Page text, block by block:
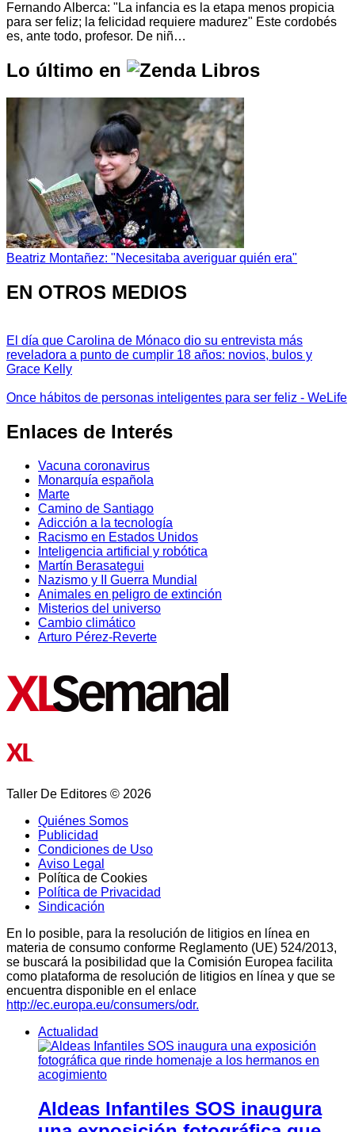
Fernando Alberca: "La infancia es la etapa menos propicia
para ser feliz; la felicidad requiere madurez" Este cordobés
es, ante todo, profesor. De niñ…
Lo último en
Beatriz Montañez: "Necesitaba averiguar quién era"
EN OTROS MEDIOS
El día que Carolina de Mónaco dio su entrevista más
reveladora a punto de cumplir 18 años: novios, bulos y
Grace Kelly
Once hábitos de personas inteligentes para ser feliz - WeLife
Enlaces de Interés
Vacuna coronavirus
Monarquía española
Marte
Camino de Santiago
Adicción a la tecnología
Racismo en Estados Unidos
Inteligencia artificial y robótica
Martín Berasategui
Nazismo y II Guerra Mundial
Animales en peligro de extinción
Misterios del universo
Cambio climático
Arturo Pérez-Reverte
Taller De Editores © 2026
Quiénes Somos
Publicidad
Condiciones de Uso
Aviso Legal
Política de Cookies
Política de Privacidad
Sindicación
En lo posible, para la resolución de litigios en línea en
materia de consumo conforme Reglamento (UE) 524/2013,
se buscará la posibilidad que la Comisión Europea facilita
como plataforma de resolución de litigios en línea y que se
encuentra disponible en el enlace
http://ec.europa.eu/consumers/odr.
Actualidad
Aldeas Infantiles SOS inaugura